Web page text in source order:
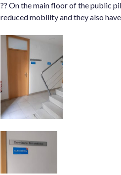
?? On the main floor of the public
reduced mobility and they also